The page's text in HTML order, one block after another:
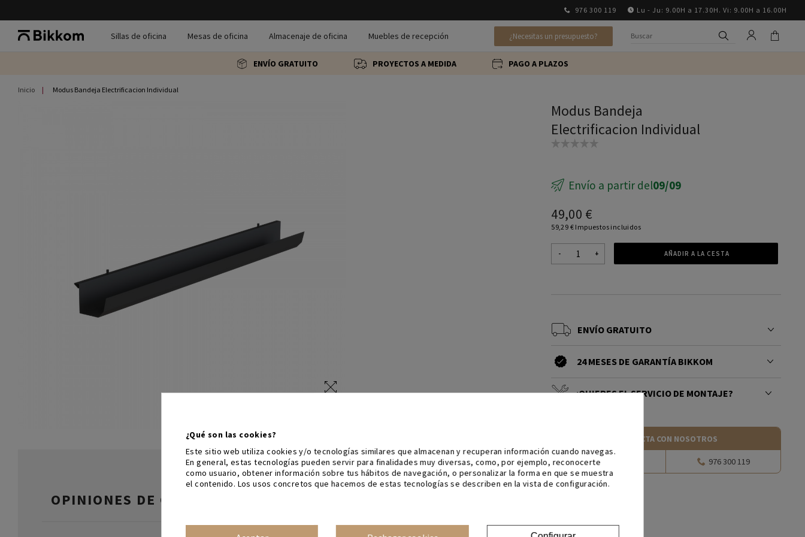
976 300 119 Lu - Ju: 9.00H a 17.30H. Vi: 9.00H a 16.00H
Sillas de oficina Mesas de oficina Almacenaje de oficina Muebles de recepción ¿Necesitas un presupuesto?
ENVÍO GRATUITO PROYECTOS A MEDIDA PAGO A PLAZOS
Inicio Modus Bandeja Electrificacion Individual
Modus Bandeja
Electrificacion Individual
Envío a partir del09/09
49,00 €
59,29 € Impuestos incluidos
- + AÑADIR A LA CESTA
ENVÍO GRATUITO
24 MESES DE GARANTÍA BIKKOM
¿QUIERES EL SERVICIO DE MONTAJE?
CONTACTA CON NOSOTROS
Escríbenos 976 300 119
OPINIONES DE CLIENTES
¿Qué son las cookies?
Este sitio web utiliza cookies y/o tecnologías similares que almacenan y recuperan información cuando navegas.
En general, estas tecnologías pueden servir para finalidades muy diversas, como, por ejemplo, reconocerte
como usuario, obtener información sobre tus hábitos de navegación, o personalizar la forma en que se muestra
el contenido. Los usos concretos que hacemos de estas tecnologías se describen en la vista de configuración.